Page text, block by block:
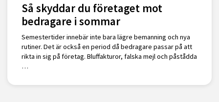
Så skyddar du företaget mot
bedragare i sommar
Semestertider innebär inte bara lägre bemanning och nya
rutiner. Det är också en period då bedragare passar på att
rikta in sig på företag. Bluffakturor, falska mejl och påstådda
…